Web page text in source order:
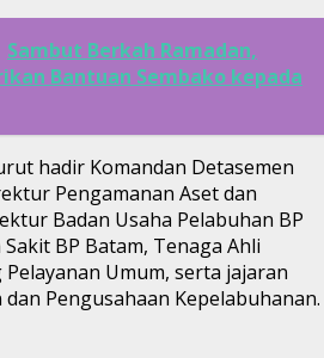
Sambut Berkah Ramadan,
Bantuan Sembako kepada
hadir Komandan Detasemen
Pengamanan Aset dan
Badan Usaha Pelabuhan BP
BP Batam, Tenaga Ahli
Umum, serta jajaran
Pengusahaan Kepelabuhanan.